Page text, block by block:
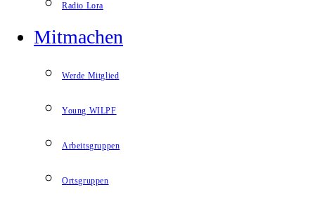
Radio Lora
Mitmachen
Werde Mitglied
Young WILPF
Arbeitsgruppen
Ortsgruppen